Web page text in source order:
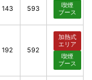
143 593
喫煙
ブース
192 592
加熱式
エリア
喫煙
ブース